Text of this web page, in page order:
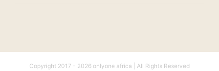
Copyright 2017 - 2026 onlyone africa | All Rights Reserved